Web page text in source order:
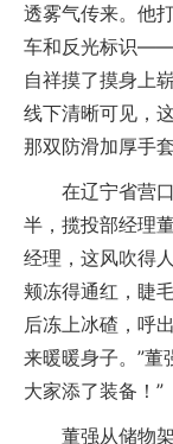
透雾气传来。他
车和反光标识——
自祥摸了摸身上
线下清晰可见，
那双防滑加厚手
在辽宁省营口
半，揽投部经理
经理，这风吹得
颊冻得通红，睫
后冻上冰碴，呼
来暖暖身子。”董
大家添了装备！”
董强从储物架